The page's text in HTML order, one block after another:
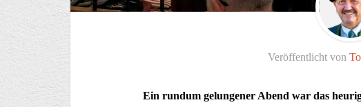
Veröffentlicht von
Ein rundum gelungener Abend war das